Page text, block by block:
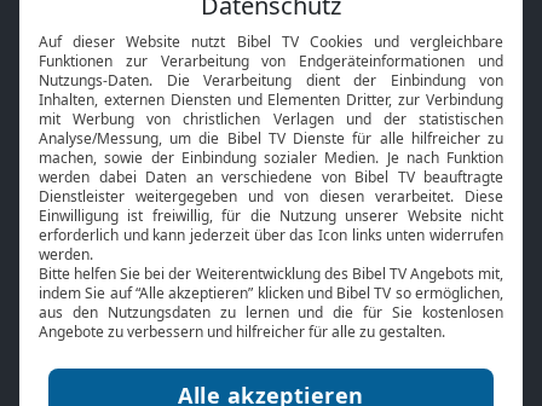
Neuigkeiten
Smart TV
HbbTV
Bibelthek Online-Bibel
Nächster Gottesdienst
Bibel TV
Über uns
Jobs
Mediadaten
Service
Kontakt
TV-Empfang